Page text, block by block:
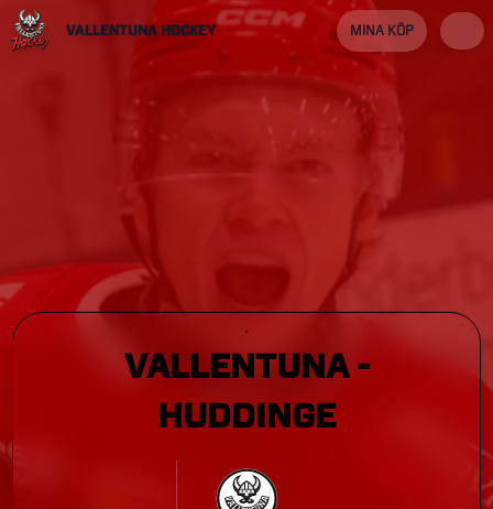
VALLENTUNA HOCKEY MINA KÖP
VALLENTUNA -
HUDDINGE